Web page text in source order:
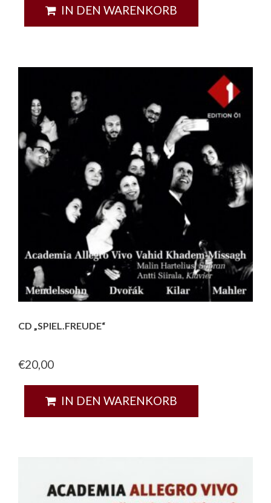
IN DEN WARENKORB
CD „SPIEL.FREUDE“
€20,00
IN DEN WARENKORB